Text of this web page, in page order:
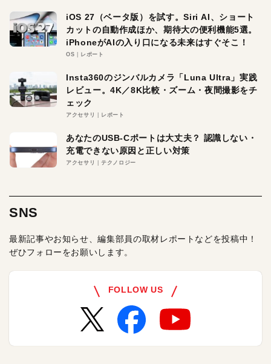
iOS 27（ベータ版）を試す。Siri AI、ショート
カットの自動作成ほか、期待大の便利機能5選。
iPhoneがAIの入り口になる未来はすぐそこ！
OS レポート
Insta360のジンバルカメラ「Luna Ultra」実践
レビュー。4K／8K比較・ズーム・夜間撮影をチ
ェック
アクセサリ レポート
あなたのUSB-Cポートは大丈夫？ 認識しない・
充電できない原因と正しい対策
アクセサリ テクノロジー
SNS
最新記事やお知らせ、編集部員の取材レポートなどを投稿中！
ぜひフォローをお願いします。
FOLLOW US